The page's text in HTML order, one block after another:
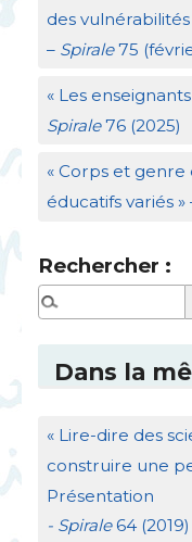
des
– Spirale75
« Les
Spirale76 (2025)
« Corps et genre
éducatifs variés »
Rechercher :
Dans la
« Lire-dire des
construire une
Présentation
- Spirale64 (2019)